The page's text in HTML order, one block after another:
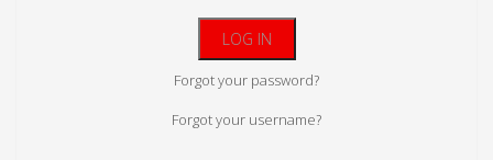
Forgot your password?
Forgot your username?